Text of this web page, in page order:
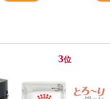
3位